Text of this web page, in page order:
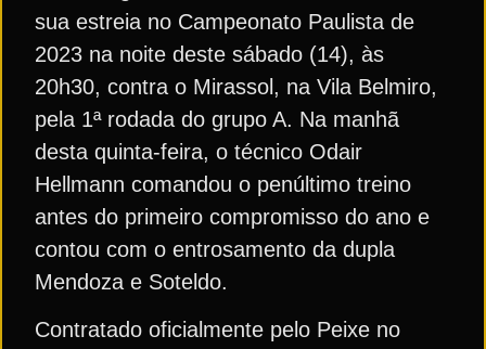
sua estreia no Campeonato Paulista de
2023 na noite deste sábado (14), às
20h30, contra o Mirassol, na Vila Belmiro,
pela 1ª rodada do grupo A. Na manhã
desta quinta-feira, o técnico Odair
Hellmann comandou o penúltimo treino
antes do primeiro compromisso do ano e
contou com o entrosamento da dupla
Mendoza e Soteldo.
Contratado oficialmente pelo Peixe no